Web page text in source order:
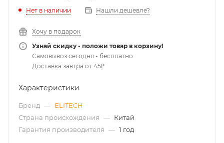
Нет в наличии Нашли дешевле?
Хочу в подарок
Узнай скидку - положи товар в корзину!
Самовывоз сегодня - бесплатно
Доставка завтра от 45₽
Характеристики
Бренд — ELITECH
Страна происхождения — Китай
Гарантия производителя — 1 год